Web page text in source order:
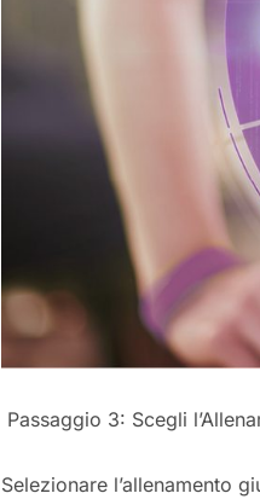
Passaggio 3: Scegli
Selezionare l’allenamento